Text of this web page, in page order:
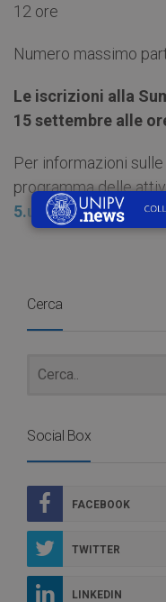
12 ore
Numero massimo
Le iscrizioni alla
15 settembre alle
Per informazioni
programma delle
5.unipv.it/afroasia/
Cerca
Social Box
FACEBOOK
TWITTER
LINKEDIN